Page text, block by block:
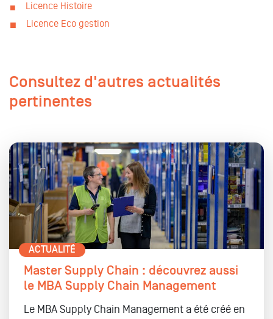
Licence Histoire
Licence Eco gestion
Consultez d'autres actualités
pertinentes
ACTUALITÉ
Master Supply Chain : découvrez aussi
le MBA Supply Chain Management
Le MBA Supply Chain Management a été créé en